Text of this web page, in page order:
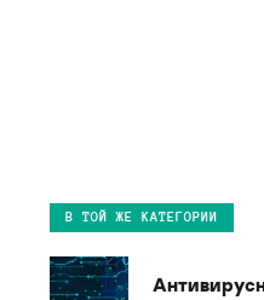
В ТОЙ ЖЕ КАТЕГОРИИ